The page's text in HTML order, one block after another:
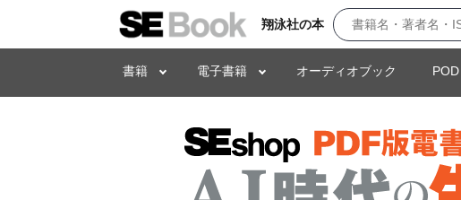
翔泳社の本
書籍 電子書籍 オーディオブック POD